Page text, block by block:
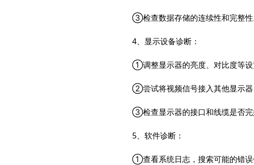
③检查数据存储的连续性和完整性
4、显示设备诊断：
①调整显示器的亮度、对比度等设
②尝试将视频信号接入其他显示器
③检查显示器的接口和线缆是否完
5、软件诊断：
①查看系统日志，搜索可能的错误